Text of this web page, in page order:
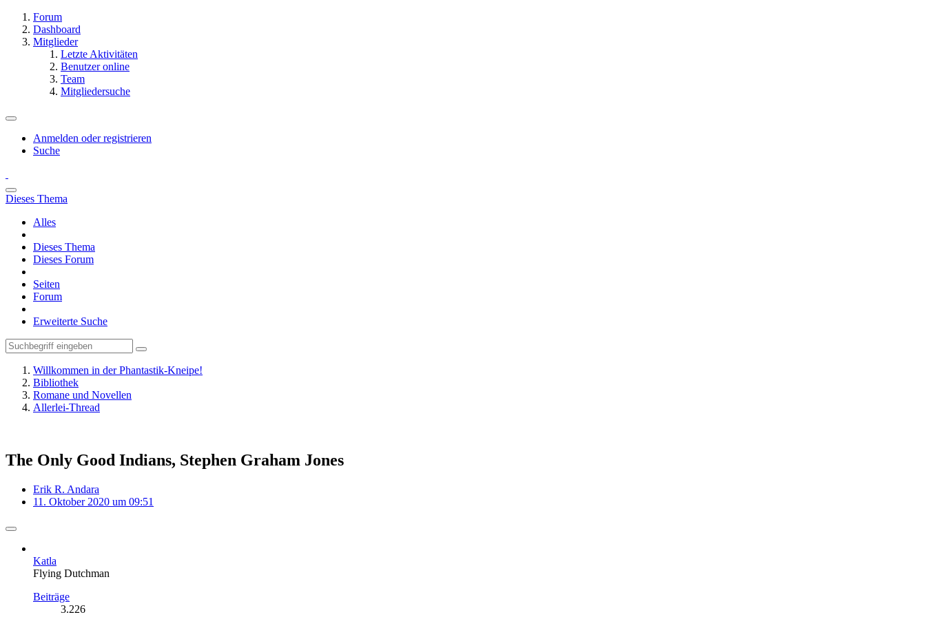
Forum
Dashboard
Mitglieder
Letzte Aktivitäten
Benutzer online
Team
Mitgliedersuche
Anmelden oder registrieren
Suche
Dieses Thema
Alles
Dieses Thema
Dieses Forum
Seiten
Forum
Erweiterte Suche
Willkommen in der Phantastik-Kneipe!
Bibliothek
Romane und Novellen
Allerlei-Thread
The Only Good Indians, Stephen Graham Jones
Erik R. Andara
11. Oktober 2020 um 09:51
Katla
Flying Dutchman
Beiträge
3.226